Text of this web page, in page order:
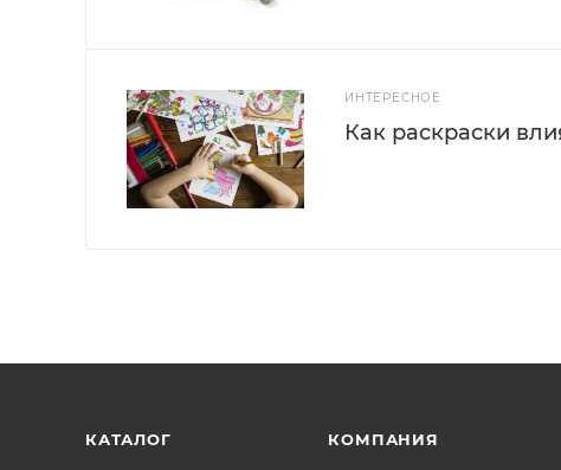
ИНТЕРЕСНОЕ
Как раскраски
КАТАЛОГ КОМПАНИЯ